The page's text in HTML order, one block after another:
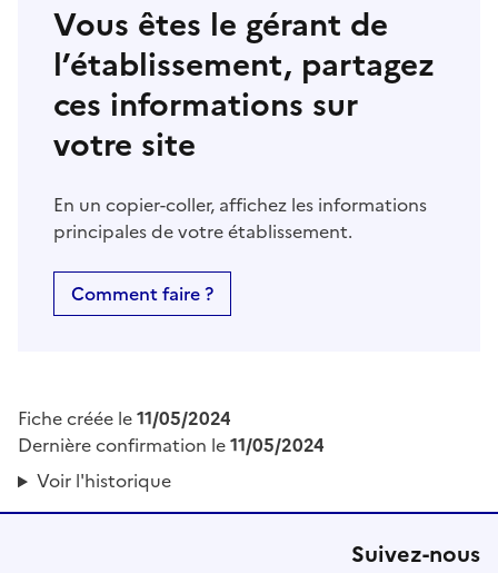
Vous êtes le gérant de
l’établissement, partagez
ces informations sur
votre site
En un copier-coller, affichez les informations
principales de votre établissement.
Comment faire ?
Fiche créée le11/05/2024
Dernière confirmation le11/05/2024
Voir l'historique
Suivez-nous